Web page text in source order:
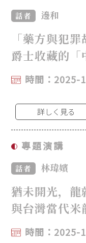
話者 邊和
「藥方與犯
爵士收藏的「
時間：2025-
詳しく見る
專題演講
話者 林瑋嬪
猶未開光，龍
與台灣當代米
時間：2025-